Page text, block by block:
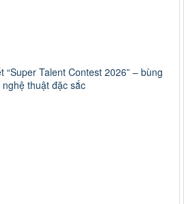
“Super Talent Contest 2026” – bùng
thuật đặc sắc